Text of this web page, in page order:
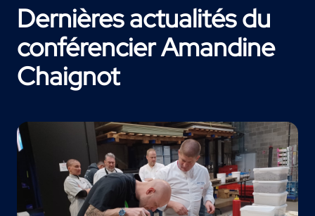
Dernières actualités du
conférencier Amandine
Chaignot